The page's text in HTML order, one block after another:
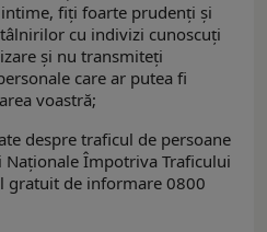
fiți foarte prudenți și
cu indivizi cunoscuți
și nu transmiteți
care ar putea fi
voastră;
despre traficul de persoane
Naționale Împotriva Traficului
gratuit de informare 0800